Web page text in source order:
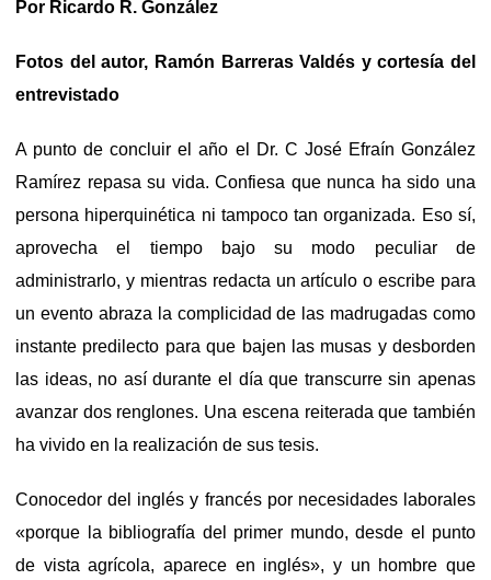
Por Ricardo R. González
Fotos del autor, Ramón Barreras Valdés y cortesía del
entrevistado
A punto de concluir el año el Dr. C José Efraín González
Ramírez repasa su vida. Confiesa que nunca ha sido una
persona hiperquinética ni tampoco tan organizada. Eso sí,
aprovecha el tiempo bajo su modo peculiar de
administrarlo, y mientras redacta un artículo o escribe para
un evento abraza la complicidad de las madrugadas como
instante predilecto para que bajen las musas y desborden
las ideas, no así durante el día que transcurre sin apenas
avanzar dos renglones. Una escena reiterada que también
ha vivido en la realización de sus tesis.
Conocedor del inglés y francés por necesidades laborales
«porque la bibliografía del primer mundo, desde el punto
de vista agrícola, aparece en inglés», y un hombre que